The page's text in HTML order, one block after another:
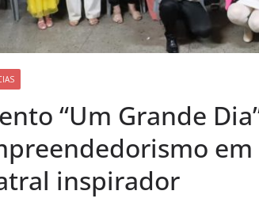
“Um Grande
inspirador